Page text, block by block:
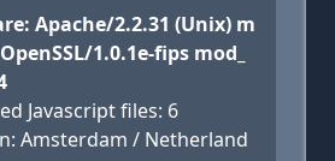
Apache/2.2.31 (Unix) m
1.0.1e-fips mod_
Javascript files: 6
Amsterdam / Netherland